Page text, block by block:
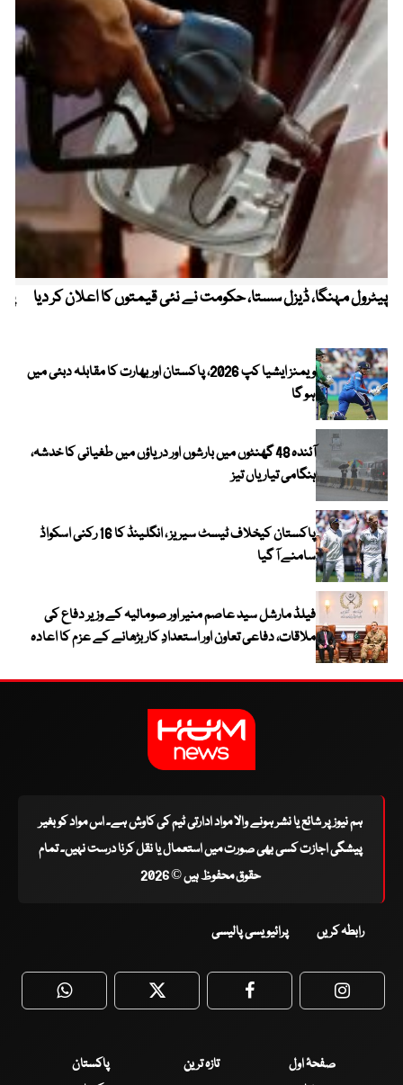
پیٹرول مہنگا، ڈیزل سستا، حکومت نے نئی قیمتوں کا اعلان کر دیا
ویمنز ایشیا کپ 2026، پاکستان اور بھارت کا مقابلہ دبئی میں
ہو گا
آئندہ 48 گھنٹوں میں بارشوں اور دریاؤں میں طغیانی کا خدشہ،
ہنگامی تیاریاں تیز
پاکستان کیخلاف ٹیسٹ سیریز ، انگلینڈ کا 16 رکنی اسکواڈ
سامنے آ گیا
فیلڈ مارشل سید عاصم منیر اور صومالیہ کے وزیر دفاع کی
ملاقات، دفاعی تعاون اور استعدادِ کار بڑھانے کے عزم کا اعادہ
ہم نیوز پر شائع یا نشر ہونے والا مواد ادارتی ٹیم کی کاوش ہے۔ اس مواد کو بغیر
پیشگی اجازت کسی بھی صورت میں استعمال یا نقل کرنا درست نہیں۔ تمام
حقوق محفوظ ہیں © 2026
رابطہ کریں پرائیویسی پالیسی
WhatsApp Twitter Facebook
صفحۂ اول تازہ ترین
پاکستان